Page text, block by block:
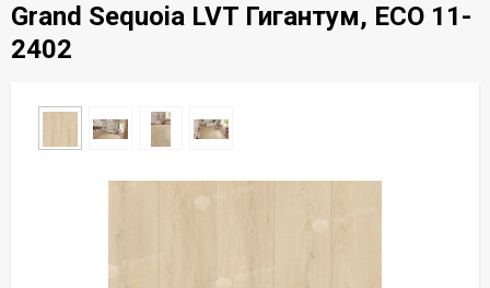
Grand Sequoia LVT Гигантум, ECO 11-
2402